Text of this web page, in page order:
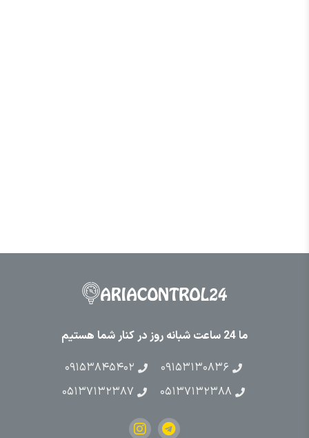
ما 24 ساعت شبانه روز در کنار شما هستیم
۰۹۱۵۳۱۳۰۸۳۶
۰۹۱۵۳۸۴۵۴۰۲
۰۵۱۳۷۱۳۲۳۸۸
۰۵۱۳۷۱۳۲۳۸۷